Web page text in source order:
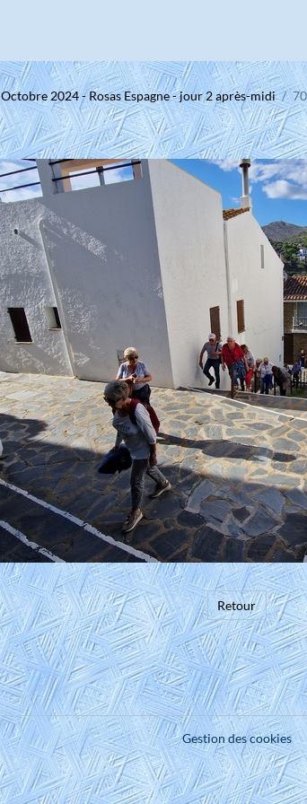
Octobre 2024 - Rosas Espagne - jour 2 après-midi
Retour
Gestion des cookies